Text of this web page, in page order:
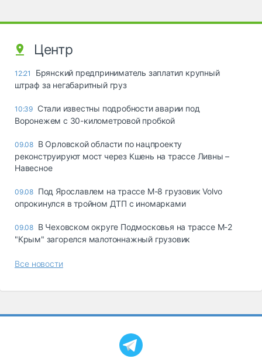
Центр
12:21
Брянский предприниматель заплатил крупный
штраф за негабаритный груз
10:39 Стали известны подробности аварии под
Воронежем с 30-километровой пробкой
09.08 В Орловской области по нацпроекту
реконструируют мост через Кшень на трассе Ливны –
Навесное
09.08 Под Ярославлем на трассе М-8 грузовик Volvo
опрокинулся в тройном ДТП с иномарками
09.08 В Чеховском округе Подмосковья на трассе М-2
"Крым" загорелся малотоннажный грузовик
Все новости